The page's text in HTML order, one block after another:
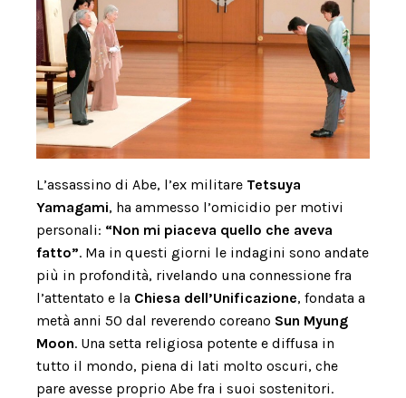
L’assassino di Abe, l’ex militare Tetsuya
Yamagami, ha ammesso l’omicidio per motivi
personali: “Non mi piaceva quello che aveva
fatto”. Ma in questi giorni le indagini sono andate
più in profondità, rivelando una connessione fra
l’attentato e la Chiesa dell’Unificazione, fondata a
metà anni 50 dal reverendo coreano Sun Myung
Moon. Una setta religiosa potente e diffusa in
tutto il mondo, piena di lati molto oscuri, che
pare avesse proprio Abe fra i suoi sostenitori.